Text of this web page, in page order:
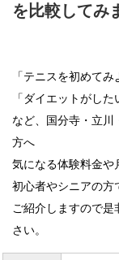
を比較してみ
「テニスを初めて
「ダイエットがし
など、国分寺・立川
方へ
気になる体験料金や
初心者やシニアの方
ご紹介しますので
さい。